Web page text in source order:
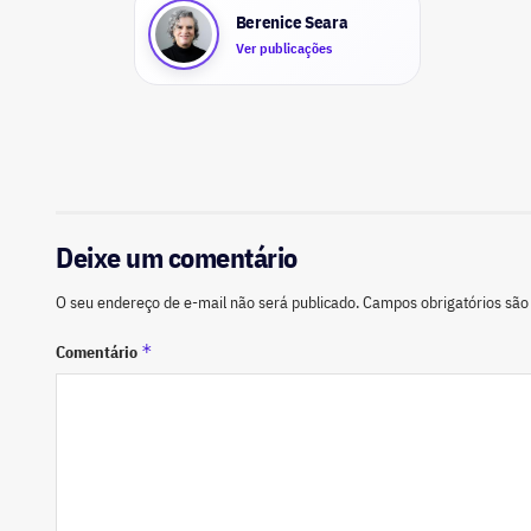
Berenice Seara
Ver publicações
Deixe um comentário
O seu endereço de e-mail não será publicado.Campos obrigatórios
Comentário *